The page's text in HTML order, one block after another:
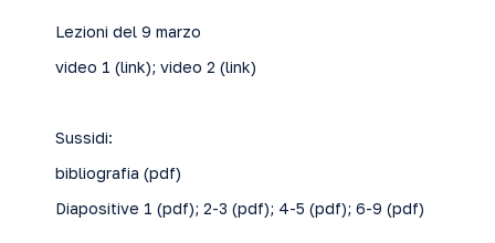
Lezioni del 9 marzo
video 1 (link); video 2 (link)
Sussidi:
bibliografia (pdf)
Diapositive 1 (pdf); 2-3 (pdf); 4-5 (pdf); 6-9 (pdf)